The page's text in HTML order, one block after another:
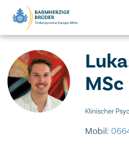
Seitenbereiche:
MSc
Klinischer
Mobil: